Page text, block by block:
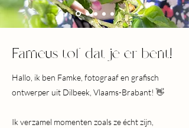
Fameus tof dat je er bent!
Hallo, ik ben Famke, fotograaf en grafisch
ontwerper uit Dilbeek, Vlaams-Brabant! 👋
Ik verzamel momenten zoals ze écht zijn,